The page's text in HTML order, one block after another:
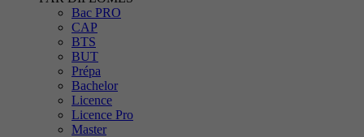
Bac PRO
CAP
BTS
BUT
Prépa
Bachelor
Licence
Licence Pro
Master